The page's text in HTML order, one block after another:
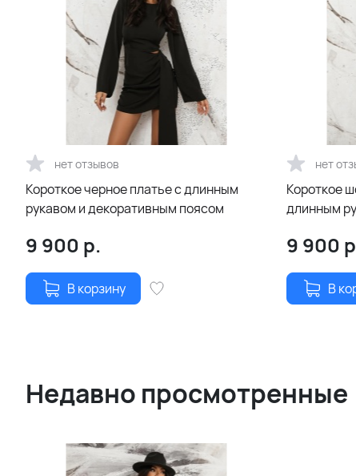
нет отзывов
Короткое черное платье с длинным
рукавом и декоративным поясом
9 900 р.
В корзину
нет
Короткое
длинным
9 900
В
Недавно просмотренные